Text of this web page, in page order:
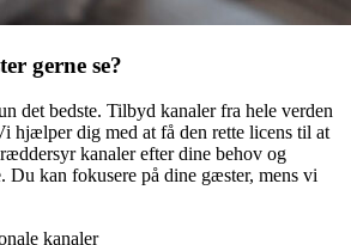
gerne se?
det bedste. Tilbyd kanaler fra hele verden
hjælper dig med at få den rette licens til at
kanaler efter dine behov og
Du kan fokusere på dine gæster, mens vi
kanaler